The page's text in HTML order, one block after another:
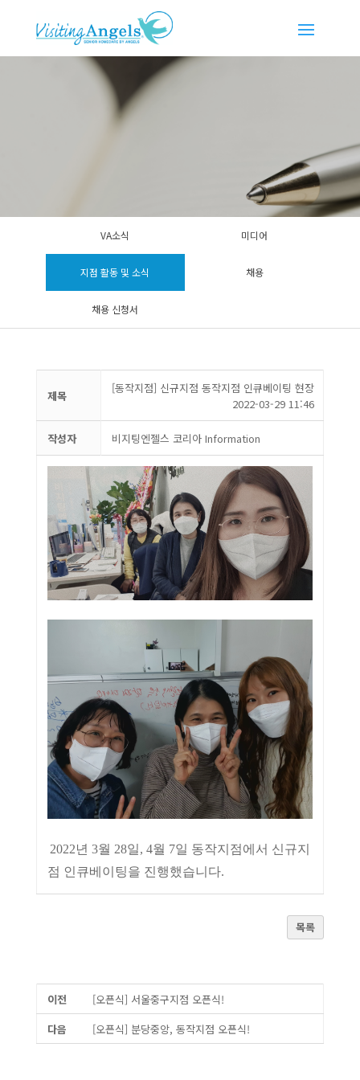
VA소식 미디어
지점 활동 및 소식 채용
채용 신청서
제목
[동작지점] 신규지점 동작지점 인큐베이팅 현장
2022-03-29 11:46
작성자 비지팅엔젤스 코리아 Information
2022년 3월 28일, 4월 7일 동작지점에서 신규지
점 인큐베이팅을 진행했습니다.
목록
이전
[오픈식] 서울중구지점 오픈식!
다음
[오픈식] 분당중앙, 동작지점 오픈식!